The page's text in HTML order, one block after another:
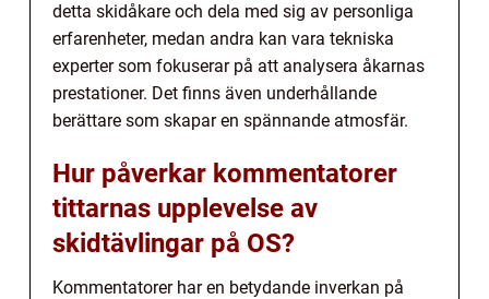
detta skidåkare och dela med sig av personliga
erfarenheter, medan andra kan vara tekniska
experter som fokuserar på att analysera åkarnas
prestationer. Det finns även underhållande
berättare som skapar en spännande atmosfär.
Hur påverkar kommentatorer
tittarnas upplevelse av
skidtävlingar på OS?
Kommentatorer har en betydande inverkan på